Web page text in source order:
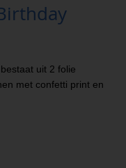
uit 2 folie
met confetti print en